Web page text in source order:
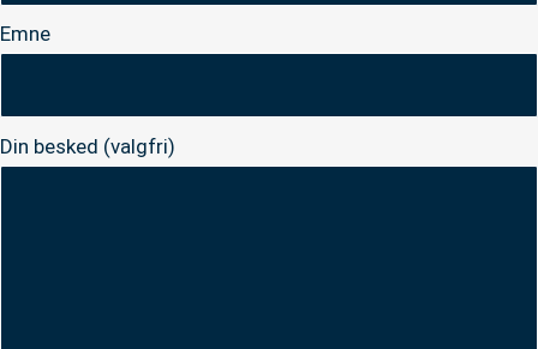
Emne
Din besked (valgfri)